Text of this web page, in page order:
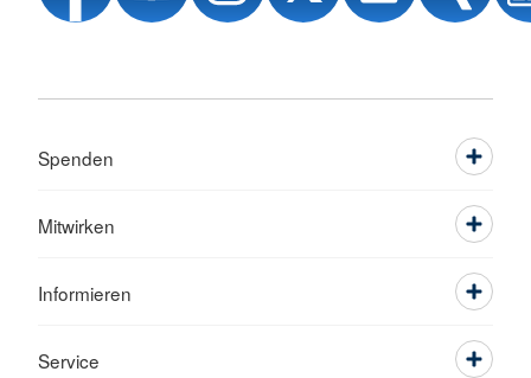
Spenden
Mitwirken
Informieren
Service